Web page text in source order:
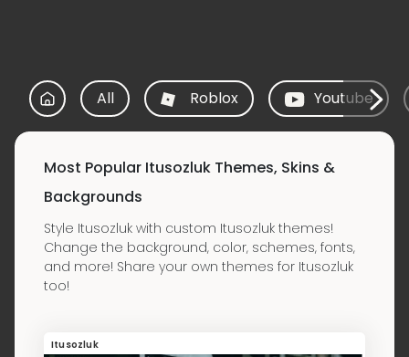
All Roblox Youtube
Most Popular Itusozluk Themes, Skins &
Backgrounds
Style Itusozluk with custom Itusozluk themes!
Change the background, color, schemes, fonts,
and more! Share your own themes for Itusozluk
too!
Itusozluk